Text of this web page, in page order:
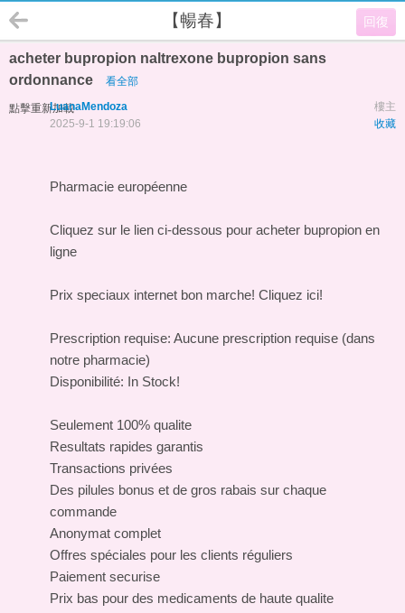
回復
【暢春】
acheter bupropion naltrexone bupropion sans
ordonnance
看全部
點擊重新加載 樓主
LuanaMendoza
收藏
2025-9-1 19:19:06
Pharmacie européenne
Cliquez sur le lien ci-dessous pour acheter bupropion en
ligne
Prix speciaux internet bon marche! Cliquez ici!
Prescription requise: Aucune prescription requise (dans
notre pharmacie)
Disponibilité: In Stock!
Seulement 100% qualite
Resultats rapides garantis
Transactions privées
Des pilules bonus et de gros rabais sur chaque
commande
Anonymat complet
Offres spéciales pour les clients réguliers
Paiement securise
Prix bas pour des medicaments de haute qualite